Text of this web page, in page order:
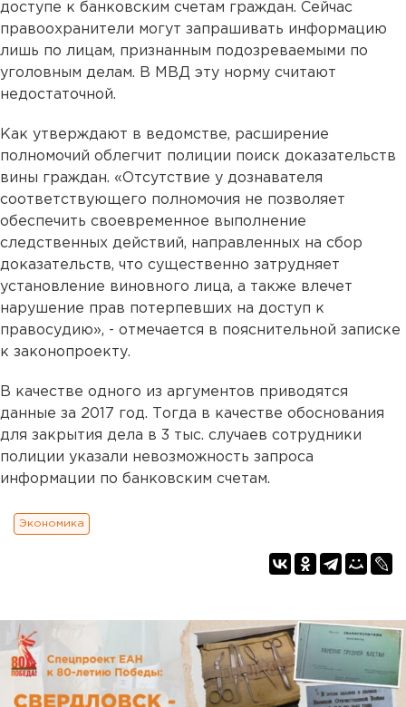
доступе к банковским счетам граждан. Сейчас
правоохранители могут запрашивать информацию
лишь по лицам, признанным подозреваемыми по
уголовным делам. В МВД эту норму считают
недостаточной.
Как утверждают в ведомстве, расширение
полномочий облегчит полиции поиск доказательств
вины граждан. «Отсутствие у дознавателя
соответствующего полномочия не позволяет
обеспечить своевременное выполнение
следственных действий, направленных на сбор
доказательств, что существенно затрудняет
установление виновного лица, а также влечет
нарушение прав потерпевших на доступ к
правосудию», - отмечается в пояснительной записке
к законопроекту.
В качестве одного из аргументов приводятся
данные за 2017 год. Тогда в качестве обоснования
для закрытия дела в 3 тыс. случаев сотрудники
полиции указали невозможность запроса
информации по банковским счетам.
Экономика